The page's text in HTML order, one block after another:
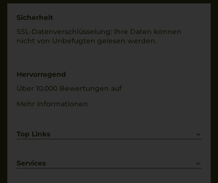
Rebsorten
Trinktemperatur
Alkoholgehalt
13,5 % Vol.
Land
Füllmenge
Sicherheit
SSL-Daten­verschlüs­selung: Ihre Daten können
nicht von Unbe­fugten gelesen werden.
Hervorragend
Über 10.000 Bewertungen auf
Mehr Informationen
Top Links
Weißwein
Services